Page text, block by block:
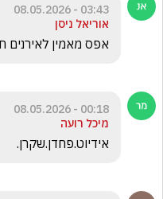
03:43 - 08.05.2026
אוריאל ניסן
אפס מאמין לאירנים
00:18 - 08.05.2026
מיכל רועה
אידיוט.פחדן.שקרן.